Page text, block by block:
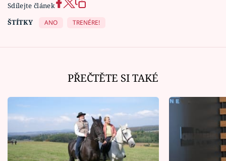
Sdílejte článek
ŠTÍTKY
ANO TRENÉRE!
PŘEČTĚTE SI TAKÉ